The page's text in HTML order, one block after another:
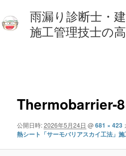
雨漏り診断士・
施工管理技士の
Thermobarrier-8
公開日時:2026年5月24日 @681 × 423
熱シート「サーモバリアスカイ工法」